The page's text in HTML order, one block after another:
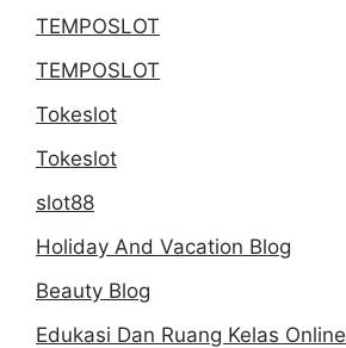
TEMPOSLOT
TEMPOSLOT
Tokeslot
Tokeslot
slot88
Holiday And Vacation Blog
Beauty Blog
Edukasi Dan Ruang Kelas Online